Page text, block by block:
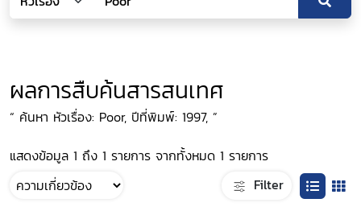
ผลการสืบค้นสารสนเทศ
“ ค้นหา หัวเรื่อง: Poor, ปีที่พิมพ์: 1997, ”
แสดงข้อมูล 1 ถึง 1 รายการ จากทั้งหมด 1 รายการ
Filter